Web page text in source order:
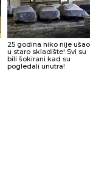
25 godina niko nije ušao
u staro skladište! Svi su
bili šokirani kad su
pogledali unutra!